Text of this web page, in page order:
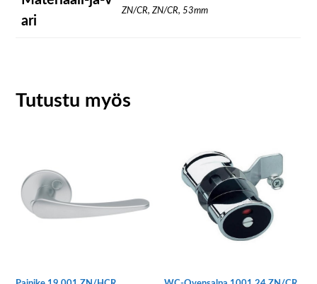
ari
ZN/CR, ZN/CR, 53mm
Tutustu myös